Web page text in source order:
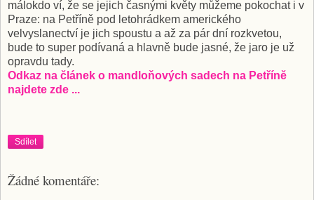
málokdo ví, že se jejich časnými květy můžeme pokochat i v
Praze: na Petříně pod letohrádkem amerického
velvyslanectví je jich spoustu a až za pár dní rozkvetou,
bude to super podívaná a hlavně bude jasné, že jaro je už
opravdu tady.
Odkaz na článek o mandloňových sadech na Petříně
najdete zde ...
Sdílet
Žádné komentáře: